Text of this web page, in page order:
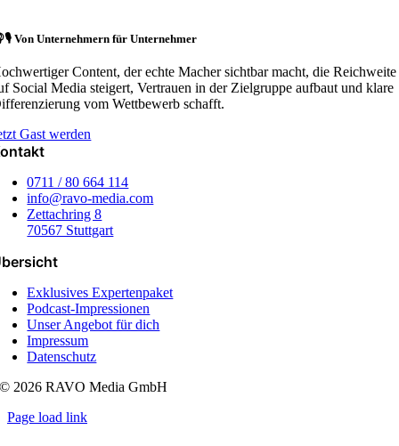
Von Unternehmern für Unternehmer
Content, der echte Macher sichtbar macht, die Reichweite
Social Media steigert, Vertrauen in der Zielgruppe aufbaut und klare
vom Wettbewerb schafft.
Gast werden
0711 / 80 664 114
info@ravo-media.com
Zettachring 8
70567 Stuttgart
Exklusives Expertenpaket
Podcast-Impressionen
Unser Angebot für dich
Impressum
Datenschutz
© 2026 RAVO Media GmbH
Page load link